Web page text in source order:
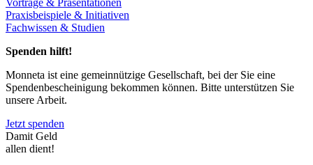
Praxisbeispiele & Initiativen
Fachwissen & Studien
Spenden hilft!
Monneta ist eine gemeinnützige Gesellschaft, bei der Sie eine
Spendenbescheinigung bekommen können. Bitte unterstützen Sie
unsere Arbeit.
Jetzt spenden
Damit Geld
allen dient!